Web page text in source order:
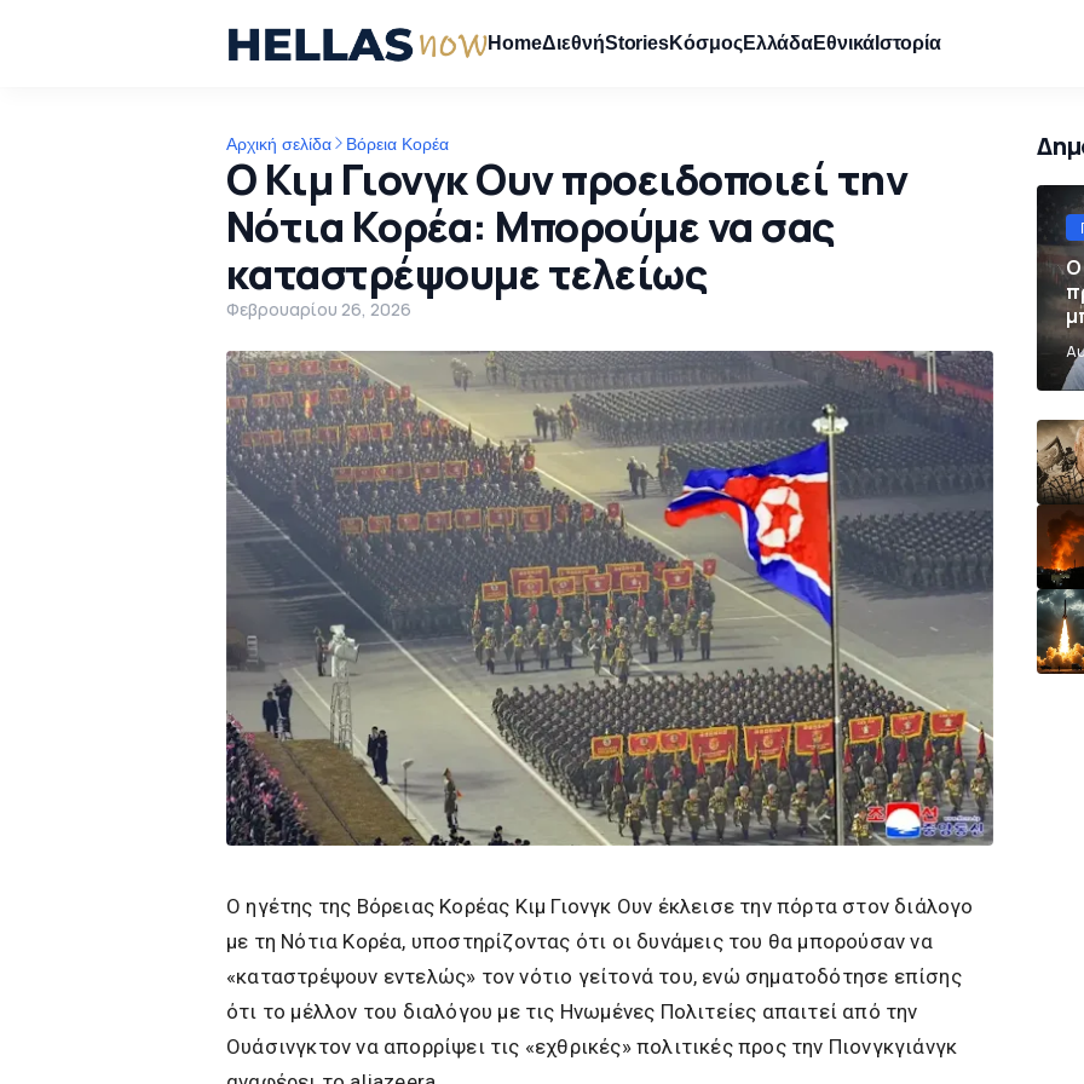
HomeΔιεθνήStoriesΚόσμοςΕλλάδαΕθνικάΙστορία
Αρχική σελίδα Βόρεια Κορέα
Ο Κιμ Γιονγκ Ουν προειδοποιεί την
Νότια Κορέα: Μπορούμε να σας
καταστρέψουμε τελείως
Φεβρουαρίου 26, 2026
Ο ηγέτης της Βόρειας Κορέας Κιμ Γιονγκ Ουν έκλεισε την πόρτα στον διάλογο
με τη Νότια Κορέα, υποστηρίζοντας ότι οι δυνάμεις του θα μπορούσαν να
«καταστρέψουν εντελώς» τον νότιο γείτονά του, ενώ σηματοδότησε επίσης
ότι το μέλλον του διαλόγου με τις Ηνωμένες Πολιτείες απαιτεί από την
Ουάσινγκτον να απορρίψει τις «εχθρικές» πολιτικές προς την Πιονγκγιάνγκ
Ο